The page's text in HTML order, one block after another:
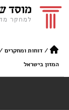
/דוחות ומחקרים
המזון בישראל